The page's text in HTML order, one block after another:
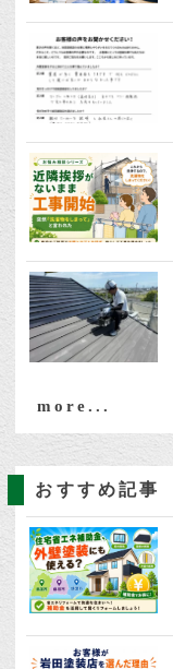
more...
おすすめ記事